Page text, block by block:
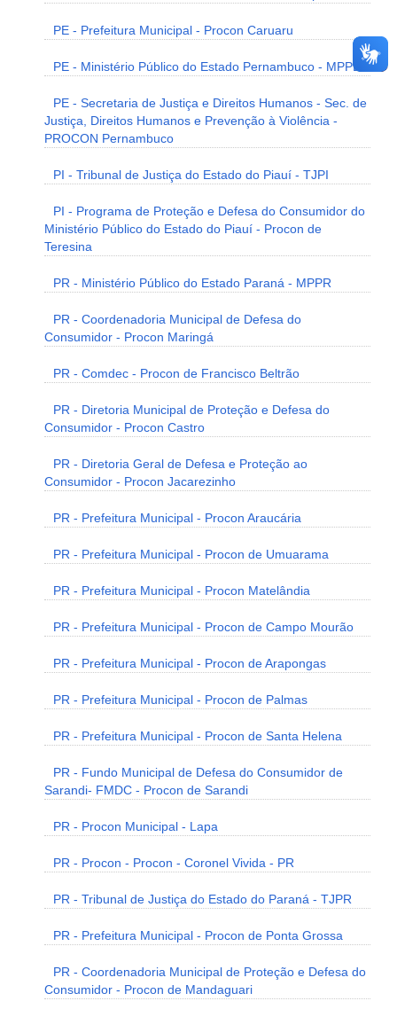
PE - Prefeitura Municipal - Procon Caruaru
PE - Ministério Público do Estado Pernambuco - MPPE
PE - Secretaria de Justiça e Direitos Humanos - Sec. de
Justiça, Direitos Humanos e Prevenção à Violência -
PROCON Pernambuco
PI - Tribunal de Justiça do Estado do Piauí - TJPI
PI - Programa de Proteção e Defesa do Consumidor do
Ministério Público do Estado do Piauí - Procon de
Teresina
PR - Ministério Público do Estado Paraná - MPPR
PR - Coordenadoria Municipal de Defesa do
Consumidor - Procon Maringá
PR - Comdec - Procon de Francisco Beltrão
PR - Diretoria Municipal de Proteção e Defesa do
Consumidor - Procon Castro
PR - Diretoria Geral de Defesa e Proteção ao
Consumidor - Procon Jacarezinho
PR - Prefeitura Municipal - Procon Araucária
PR - Prefeitura Municipal - Procon de Umuarama
PR - Prefeitura Municipal - Procon Matelândia
PR - Prefeitura Municipal - Procon de Campo Mourão
PR - Prefeitura Municipal - Procon de Arapongas
PR - Prefeitura Municipal - Procon de Palmas
PR - Prefeitura Municipal - Procon de Santa Helena
PR - Fundo Municipal de Defesa do Consumidor de
Sarandi- FMDC - Procon de Sarandi
PR - Procon Municipal - Lapa
PR - Procon - Procon - Coronel Vivida - PR
PR - Tribunal de Justiça do Estado do Paraná - TJPR
PR - Prefeitura Municipal - Procon de Ponta Grossa
PR - Coordenadoria Municipal de Proteção e Defesa do
Consumidor - Procon de Mandaguari